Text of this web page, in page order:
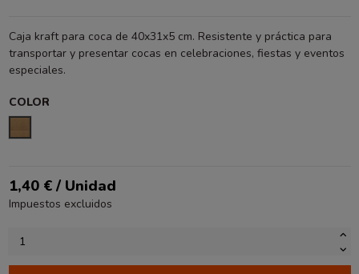
Caja kraft para coca de 40x31x5 cm. Resistente y práctica para
transportar y presentar cocas en celebraciones, fiestas y eventos
especiales.
COLOR
1,40 € / Unidad
Impuestos excluidos